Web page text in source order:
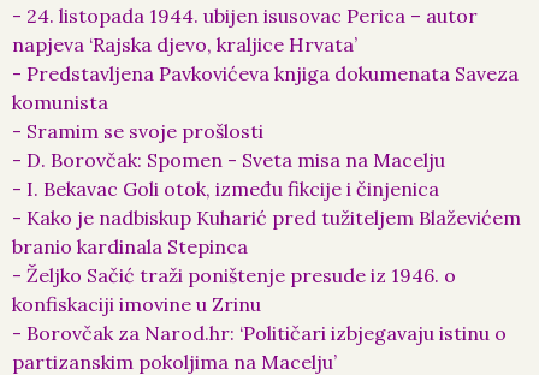
- 24. listopada 1944. ubijen isusovac Perica – autor
napjeva ‘Rajska djevo, kraljice Hrvata’
- Predstavljena Pavkovićeva knjiga dokumenata Saveza
komunista
- Sramim se svoje prošlosti
- D. Borovčak: Spomen - Sveta misa na Macelju
- I. Bekavac Goli otok, između fikcije i činjenica
- Kako je nadbiskup Kuharić pred tužiteljem Blaževićem
branio kardinala Stepinca
- Željko Sačić traži poništenje presude iz 1946. o
konfiskaciji imovine u Zrinu
- Borovčak za Narod.hr: ‘Političari izbjegavaju istinu o
partizanskim pokoljima na Macelju’